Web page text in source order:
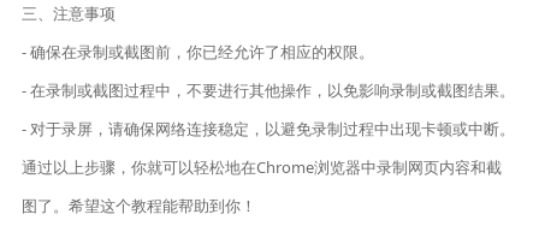
三、注意事项
- 确保在录制或截图前，你已经允许了相应的权限。
- 在录制或截图过程中，不要进行其他操作，以免影响录制或截图结果。
- 对于录屏，请确保网络连接稳定，以避免录制过程中出现卡顿或中断。
通过以上步骤，你就可以轻松地在Chrome浏览器中录制网页内容和截
图了。希望这个教程能帮助到你！